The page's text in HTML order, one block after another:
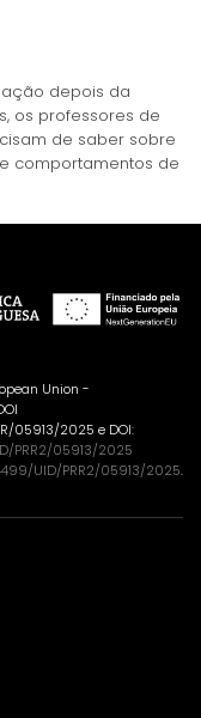
ação depois da
os professores de
de saber sobre
comportamentos de
Union -
05913/2025 e DOI:
PRR2/05913/2025
UID/PRR2/05913/2025.